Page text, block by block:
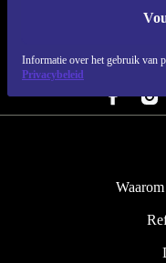
Informatie over het gebruik van
Privacybeleid
REFURBED